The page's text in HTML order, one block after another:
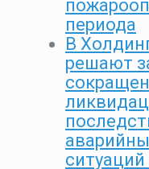
периода
В
решают